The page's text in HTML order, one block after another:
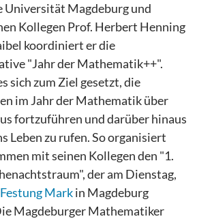
Magdeburg und
Kollegen Prof. Herbert Henning
koordiniert er die
"Jahr der Mathematik++".
sich zum Ziel gesetzt, die
im Jahr der Mathematik über
fortzuführen und darüber hinaus
Leben zu rufen. So organisiert
mit seinen Kollegen den "1.
der am Dienstag,
Festung Markin Magdeburg
Magdeburger Mathematiker